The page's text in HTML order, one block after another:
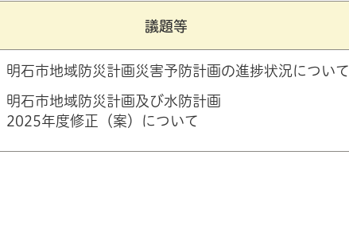
議題等
明石市地域防災計画災害予防計画の進捗状況について
明石市地域防災計画及び水防計画
2025年度修正（案）について